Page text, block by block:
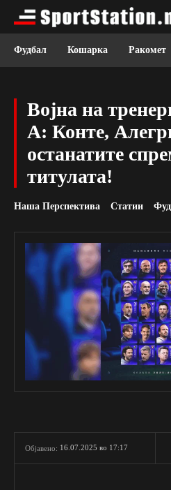
Фудбал Кошарка Ракомет
Војна на
А: Конте,
останатите
титулата!
Наша Перспектива Статии
Објавено: 16.07.2025 во 17:17